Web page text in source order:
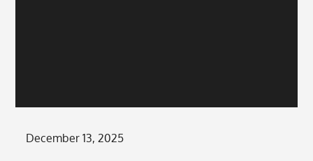
Posted
December 13, 2025